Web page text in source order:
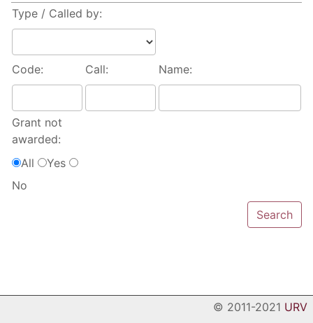
Type / Called by:
Code: Call: Name:
Grant not
awarded:
All
Yes
No
© 2011-2021 URV